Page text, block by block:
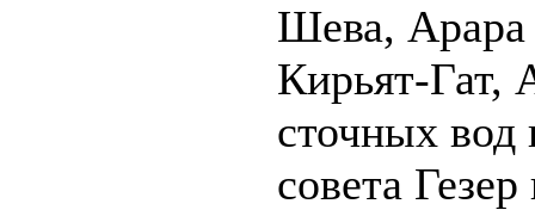
Шева, Арара
Кирьят-Гат,
сточных вод
совета